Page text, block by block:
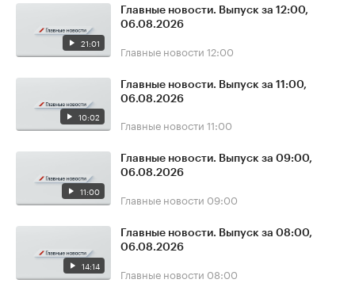
21:01
Главные новости. Выпуск за 12:00,
06.08.2026
Главные новости 12:00
10:02
Главные новости. Выпуск за 11:00,
06.08.2026
Главные новости 11:00
11:00
Главные новости. Выпуск за 09:00,
06.08.2026
Главные новости 09:00
14:14
Главные новости. Выпуск за 08:00,
06.08.2026
Главные новости 08:00